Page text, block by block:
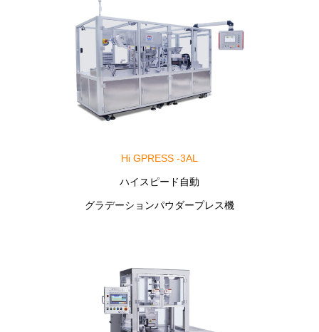
Hi GPRESS -3AL
ハイスピード自動
グラデーションパウダープレス機